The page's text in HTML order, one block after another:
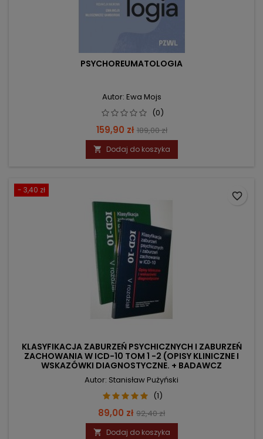
PSYCHOREUMATOLOGIA
Autor: Ewa Mojs
(0)
Cena
159,90 zł Cena
podstawowa
189,00 zł
 Dodaj do koszyka
- 3,40 zł
KLASYFIKACJA ZABURZEŃ PSYCHICZNYCH I ZABURZEŃ
ZACHOWANIA W ICD-10 TOM 1 -2 (OPISY KLINICZNE I
WSKAZÓWKI DIAGNOSTYCZNE. + BADAWCZ
Autor: Stanisław Pużyński
(1)
Cena
89,00 zł Cena
podstawowa
92,40 zł
 Dodaj do koszyka
favorite_border